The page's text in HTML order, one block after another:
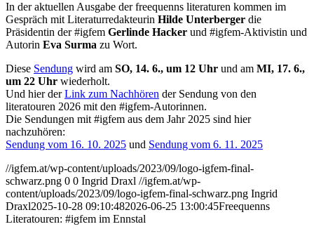
In der aktuellen Ausgabe der freequenns literaturen kommen im
Gespräch mit Literaturredakteurin Hilde Unterberger die
Präsidentin der #igfem Gerlinde Hacker und #igfem-Aktivistin und
Autorin Eva Surma zu Wort.
Diese Sendung wird am SO, 14. 6., um 12 Uhr und am MI, 17. 6.,
um 22 Uhr wiederholt.
Und hier derLink zum Nachhören der Sendung von den
literatouren 2026 mit den #igfem-Autorinnen.
Die Sendungen mit #igfem aus dem Jahr 2025 sind hier
nachzuhören:
Sendung vom 16. 10. 2025 und Sendung vom 6. 11. 2025
//igfem.at/wp-content/uploads/2023/09/logo-igfem-final-
schwarz.png 0 0 Ingrid Draxl //igfem.at/wp-
content/uploads/2023/09/logo-igfem-final-schwarz.png Ingrid
Draxl2025-10-28 09:10:482026-06-25 13:00:45Freequenns
Literatouren: #igfem im Ennstal